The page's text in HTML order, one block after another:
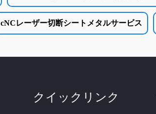
cNCレーザー切断シートメタルサービス
クイックリンク